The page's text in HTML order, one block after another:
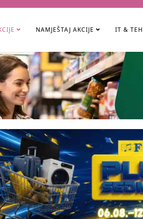
NAMJEŠTAJ AKCIJE IT &